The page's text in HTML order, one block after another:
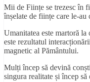
Mii de Ființe se trezesc în
înșelate de ființe care le-
Umanitatea este martoră
este rezultatul
magnetic al Pământului.
Mulți încep să devină
singura realitate și încep